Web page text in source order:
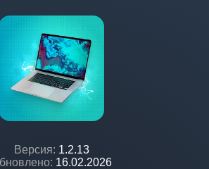
Версия: 1.2.13
16.02.2026